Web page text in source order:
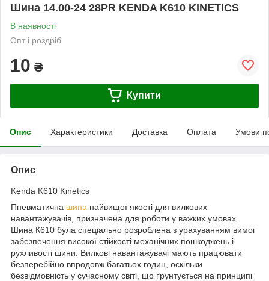
Шина 14.00-24 28PR KENDA K610 KINETICS
В наявності
Опт і роздріб
10 ₴
Купити
Опис Характеристики Доставка Оплата Умови
Опис
Kenda K610 Kinetics
Пневматична шина найвищої якості для вилкових
навантажувачів, призначена для роботи у важких умовах.
Шина К610 була спеціально розроблена з урахуванням вимог
забезпечення високої стійкості механічних пошкоджень і
рухливості шини. Вилкові навантажувачі мають працювати
безперебійно впродовж багатьох годин, оскільки
безвідмовність у сучасному світі, що ґрунтується на принципі